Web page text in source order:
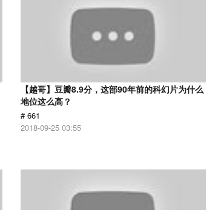
【越哥】豆瓣8.9分，这部90年前的科幻片为什么
地位这么高？
# 661
2018-09-25 03:55